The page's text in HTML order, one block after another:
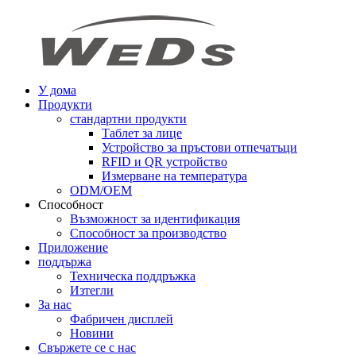
У дома
Продукти
стандартни продукти
Таблет за лице
Устройство за пръстови отпечатъци
RFID и QR устройство
Измерване на температура
ODM/OEM
Способност
Възможност за идентификация
Способност за производство
Приложение
поддържа
Техническа поддръжка
Изтегли
За нас
Фабричен дисплей
Новини
Свържете се с нас